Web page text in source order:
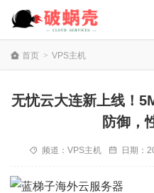
首页 > VPS主机
无忧云大连新上线！
防御，
频道： VPS主机 日期：